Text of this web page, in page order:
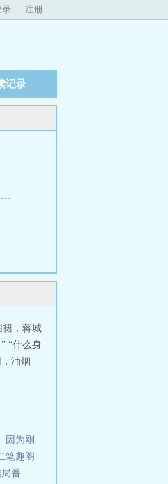
录 注册
记录
裙，蒋城
“什么身
油烟
因为刚
笔趣阁
番